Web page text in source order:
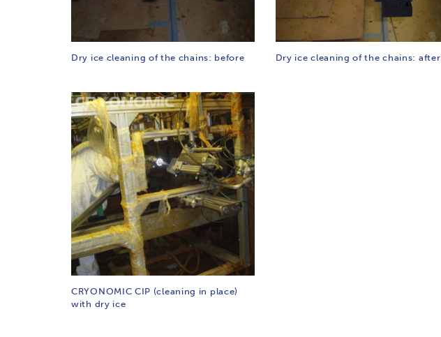
Dry ice cleaning of the chains: before Dry ice cleaning of the chains: after
CRYONOMIC CIP (cleaning in place)
with dry ice